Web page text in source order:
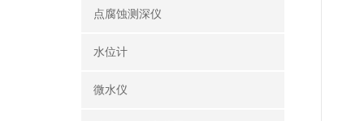
点腐蚀测深仪
水位计
微水仪